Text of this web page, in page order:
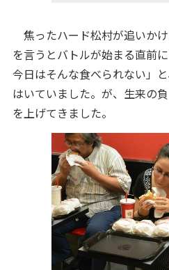
焦ったハード松村が追いか
を言うとバトルが始まる直前
今日はそんな食べられない」
はいていました。が、生来の
を上げてきました。